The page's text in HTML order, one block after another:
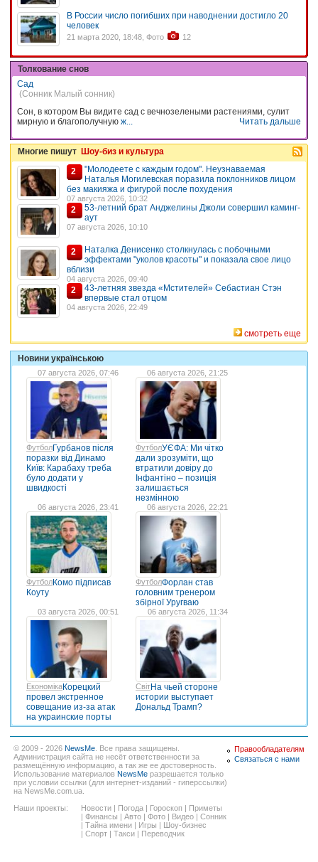
В России число погибших при наводнении достигло 20
человек
21 марта 2020, 18:48, Фото 12
Толкование снов
Сад
(Сонник Малый сонник)
Сон, в котором Вы видите сад с вечнозелеными растениями, сулит
мирную и благополучную ж... Читать дальше
Многие пишут Шоу-биз и культура
2
"Молодеете с каждым годом". Неузнаваемая
Наталья Могилевская поразила поклонников лицом
без макияжа и фигурой после похудения
07 августа 2026, 10:32
2
53-летний брат Анджелины Джоли совершил каминг-
аут
07 августа 2026, 10:10
2
Наталка Денисенко столкнулась с побочными
эффектами "уколов красоты" и показала свое лицо
вблизи
04 августа 2026, 09:40
2
43-летняя звезда «Мстителей» Себастиан Стэн
впервые стал отцом
04 августа 2026, 22:49
смотреть еще
Новини українською
07 августа 2026, 07:46
ФутболГурбанов після
поразки від Динамо
Київ: Карабаху треба
було додати у
швидкості
06 августа 2026, 21:25
ФутболУЄФА: Ми чітко
дали зрозуміти, що
втратили довіру до
Інфантіно – позиція
залишається
незмінною
06 августа 2026, 23:41
ФутболКомо підписав
Коуту
06 августа 2026, 22:21
ФутболФорлан став
головним тренером
збірної Уругваю
03 августа 2026, 00:51
ЕкономікаКорецкий
провел экстренное
совещание из-за атак
на украинские порты
06 августа 2026, 11:34
СвітНа чьей стороне
истории выступает
Дональд Трамп?
© 2009 - 2026 NewsMe . Все права защищены.
Администрация сайта не несёт ответственности за
размещённую информацию, а так же ее достоверность.
Использование материалов NewsMe разрешается только
при условии ссылки (для интернет-изданий - гиперссылки)
на NewsMe.com.ua.
Наши проекты:
Новости Погода Гороскоп
Приметы
Финансы Авто Фото Видео
Сонник
Тайна имени Игры
Шоу-бизнес
Спорт Такси Переводчик
Правообладателям
Связаться с нами